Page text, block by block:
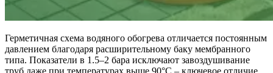
Герметичная схема водяного обогрева отличается постоянным
давлением благодаря расширительному баку мембранного
типа. Показатели в 1.5–2 бара исключают завоздушивание
труб даже при температурах выше 90°C – ключевое отличие